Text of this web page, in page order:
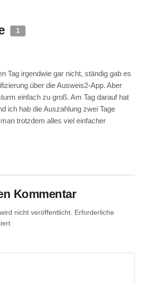
1
Tag irgendwie gar nicht, ständig gab es
über die Ausweis2-App. Aber
einfach zu groß. Am Tag darauf hat
ich hab die Auszahlung zwei Tage
trotzdem alles viel einfacher
Kommentar
nicht veröffentlicht. Erforderliche